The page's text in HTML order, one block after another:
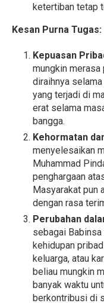
ketertiban tetap
Kesan Purna Tugas:
Kepuasan
mungkin merasa
diraihnya
yang terjadi di
erat selama
bangga.
Kehormatan
menyelesaikan
Muhammad
penghargaan
Masyarakat pun
dengan rasa
Perubahan
sebagai
kehidupan
keluarga, atau
beliau mungkin
banyak waktu
berkontribusi di